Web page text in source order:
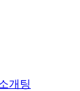
개팅